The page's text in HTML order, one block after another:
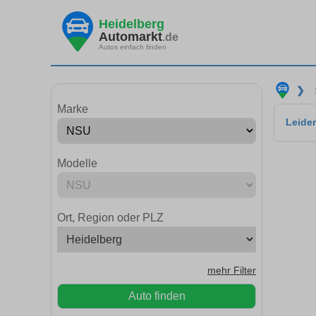
Heidelberg
Automarkt.de
Autos einfach finden
Marke
Modelle
Ort, Region oder PLZ
mehr Filter
Auto finden
❯